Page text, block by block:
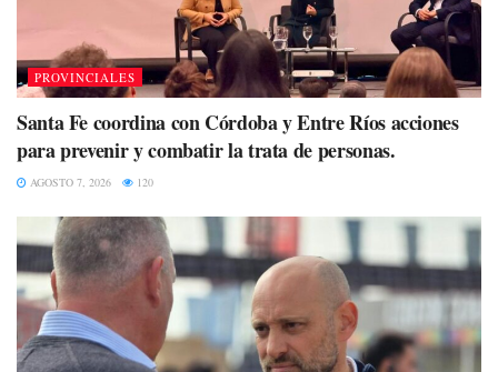
PROVINCIALES
Santa Fe coordina con Córdoba y Entre Ríos acciones
para prevenir y combatir la trata de personas.
AGOSTO 7, 2026 120